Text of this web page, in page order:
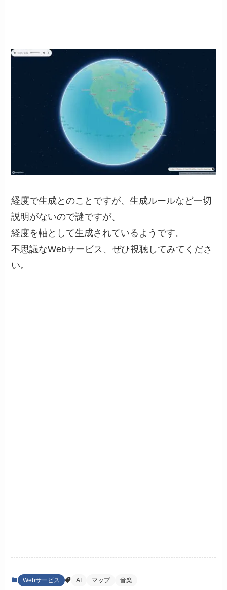
経度で生成とのことですが、生成ルールなど一切
説明がないので謎ですが、
経度を軸として生成されているようです。
不思議なWebサービス、ぜひ視聴してみてくださ
い。
Webサービス AI マップ 音楽